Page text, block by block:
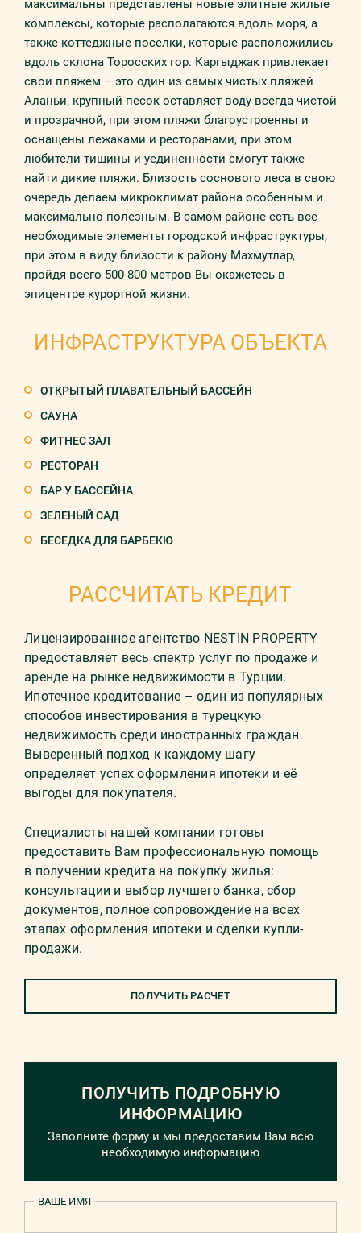
максимальны представлены новые элитные жилые
комплексы, которые располагаются вдоль моря, а
также коттеджные поселки, которые расположились
вдоль склона Торосских гор. Каргыджак привлекает
свои пляжем – это один из самых чистых пляжей
Аланьи, крупный песок оставляет воду всегда чистой
и прозрачной, при этом пляжи благоустроенны и
оснащены лежаками и ресторанами, при этом
любители тишины и уединенности смогут также
найти дикие пляжи. Близость соснового леса в свою
очередь делаем микроклимат района особенным и
максимально полезным. В самом районе есть все
необходимые элементы городской инфраструктуры,
при этом в виду близости к району Махмутлар,
пройдя всего 500-800 метров Вы окажетесь в
эпицентре курортной жизни.
ИНФРАСТРУКТУРА ОБЪЕКТА
ОТКРЫТЫЙ ПЛАВАТЕЛЬНЫЙ БАССЕЙН
САУНА
ФИТНЕС ЗАЛ
РЕСТОРАН
БАР У БАССЕЙНА
ЗЕЛЕНЫЙ САД
БЕСЕДКА ДЛЯ БАРБЕКЮ
РАССЧИТАТЬ КРЕДИТ
Лицензированное агентство NESTIN PROPERTY
предоставляет весь спектр услуг по продаже и
аренде на рынке недвижимости в Турции.
Ипотечное кредитование – один из популярных
способов инвестирования в турецкую
недвижимость среди иностранных граждан.
Выверенный подход к каждому шагу
определяет успех оформления ипотеки и её
выгоды для покупателя.
Специалисты нашей компании готовы
предоставить Вам профессиональную помощь
в получении кредита на покупку жилья:
консультации и выбор лучшего банка, сбор
документов, полное сопровождение на всех
этапах оформления ипотеки и сделки купли-
продажи.
ПОЛУЧИТЬ РАСЧЕТ
ПОЛУЧИТЬ ПОДРОБНУЮ
ИНФОРМАЦИЮ
Заполните форму и мы предоставим Вам всю
необходимую информацию
ВАШЕ ИМЯ